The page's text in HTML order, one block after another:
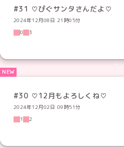
#31 ♡ぴぐサンタさんだよ♡
2024年12月08日 21時05分
0
3
#30 ♡12月もよろしくね♡
2024年12月02日 09時51分
1
2